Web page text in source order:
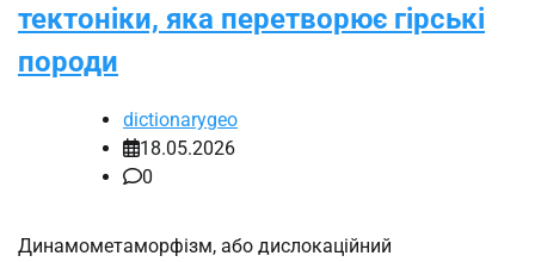
тектоніки, яка перетворює гірські
породи
dictionarygeo
18.05.2026
0
Динамометаморфізм, або дислокаційний